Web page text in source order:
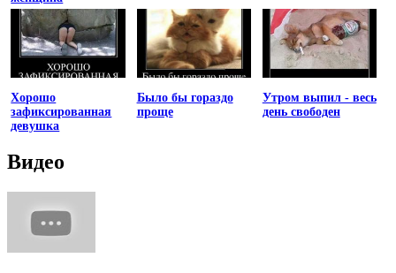
Хорошо
зафиксированная
девушка
Было бы гораздо
проще
Утром выпил - весь
день свободен
Видео